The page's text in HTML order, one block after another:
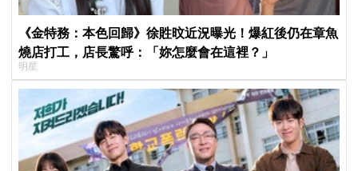
《金特務：本色回歸》徐貹旼近況曝光！爆紅後仍在章魚
燒店打工，店長驚呼：「妳怎麼會在這裡？」
明星